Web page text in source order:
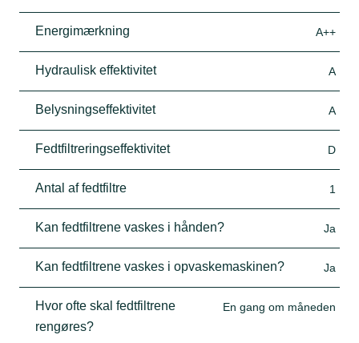
Energimærkning A++
Hydraulisk effektivitet A
Belysningseffektivitet A
Fedtfiltreringseffektivitet D
Antal af fedtfiltre 1
Kan fedtfiltrene vaskes i hånden? Ja
Kan fedtfiltrene vaskes i opvaskemaskinen? Ja
Hvor ofte skal fedtfiltrene
rengøres?
En gang om måneden